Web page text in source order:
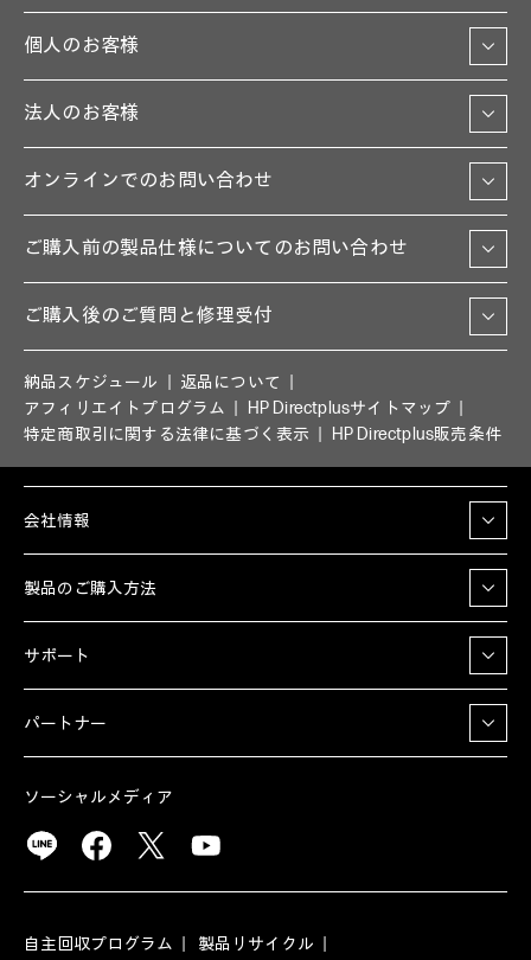
個人のお客様
法人のお客様
オンラインでのお問い合わせ
ご購入前の製品仕様についてのお問い合わせ
ご購入後のご質問と修理受付
納品スケジュール
返品について
アフィリエイトプログラム
HP Directplusサイトマップ
特定商取引に関する法律に基づく表示
HP Directplus販売条件
会社情報
製品のご購入方法
サポート
パートナー
ソーシャルメディア
自主回収プログラム 製品リサイクル